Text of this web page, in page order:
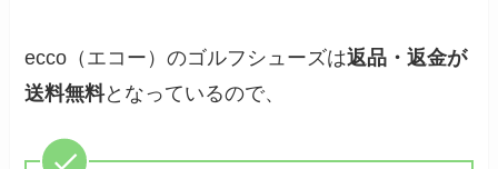
ecco（エコー）のゴルフシューズは返品・返金が
送料無料となっているので、